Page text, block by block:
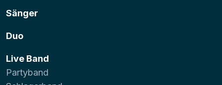
Sänger
Duo
Live Band
Partyband